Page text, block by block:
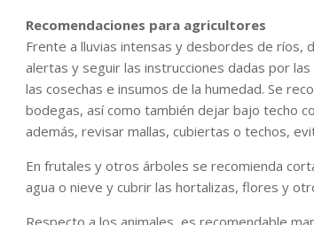
Recomendaciones para agricultores
Frente a lluvias intensas y desbordes de ríos,
alertas y seguir las instrucciones dadas por
las cosechas e insumos de la humedad. Se
bodegas, así como también dejar bajo techo
además, revisar mallas, cubiertas o techos,
En frutales y otros árboles se recomienda
agua o nieve y cubrir las hortalizas, flores y
Respecto a los animales, es recomendable